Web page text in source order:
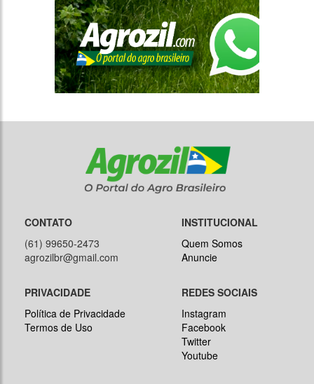
CONTATO
(61) 99650-2473
agrozilbr@gmail.com
INSTITUCIONAL
Quem Somos
Anuncie
PRIVACIDADE
Política de Privacidade
Termos de Uso
REDES SOCIAIS
Instagram
Facebook
Twitter
Youtube